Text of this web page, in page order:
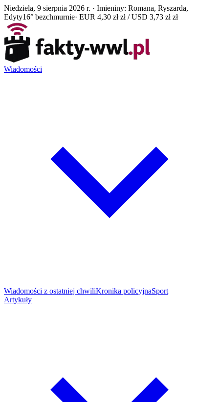
Niedziela, 9 sierpnia 2026 r. · Imieniny: Romana, Ryszarda,
Edyty16° bezchmurnie· EUR 4,30 zł zł / USD 3,73 zł zł
Wiadomości
Wiadomości z ostatniej chwiliKronika policyjnaSport
Artykuły